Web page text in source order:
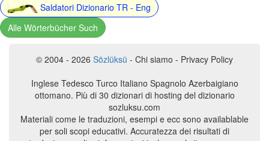
Saldatori Dizionario TR - Eng
Alle Wörterbücher Such
© 2004 - 2026 Sözlüksü - Chi siamo - Privacy Policy
Inglese Tedesco Turco Italiano Spagnolo Azerbaigiano
ottomano. Più di 30 dizionari di hosting del dizionario
sozluksu.com
Materiali come le traduzioni, esempi e ecc sono availablable
per soli scopi educativi. Accuratezza dei risultati di